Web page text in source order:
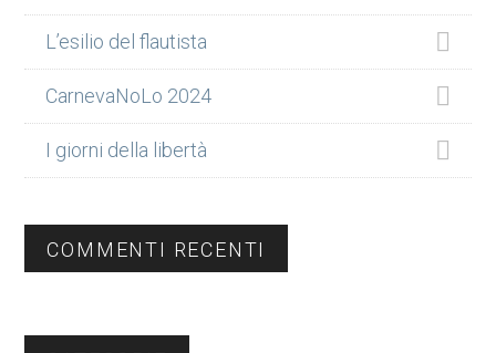
L’esilio del flautista
CarnevaNoLo 2024
I giorni della libertà
COMMENTI RECENTI